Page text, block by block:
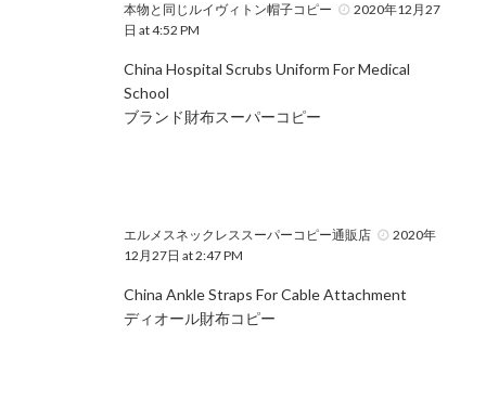
本物と同じルイヴィトン帽子コピー
2020年12月27
日 at 4:52 PM
China Hospital Scrubs Uniform For Medical
School
ブランド財布スーパーコピー
エルメスネックレススーパーコピー通販店
2020年
12月27日 at 2:47 PM
China Ankle Straps For Cable Attachment
ディオール財布コピー